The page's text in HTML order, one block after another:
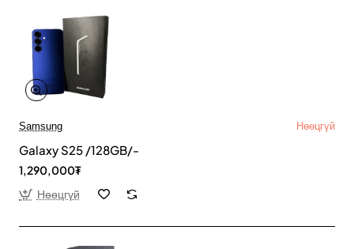
Samsung Нөөцгүй
Galaxy S25 /128GB/-
1,290,000₮
Нөөцгүй